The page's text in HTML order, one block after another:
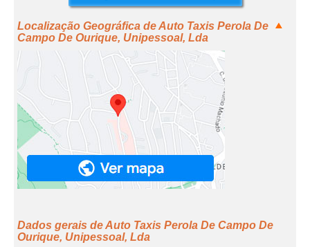
Localização Geográfica de Auto Taxis Perola De
Campo De Ourique, Unipessoal, Lda
Dados gerais de Auto Taxis Perola De Campo De
Ourique, Unipessoal, Lda